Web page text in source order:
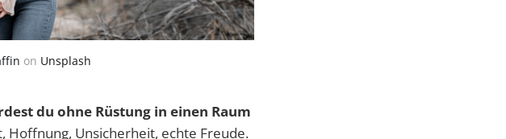
on Unsplash
du ohne Rüstung in einen Raum
Hoffnung, Unsicherheit, echte Freude.